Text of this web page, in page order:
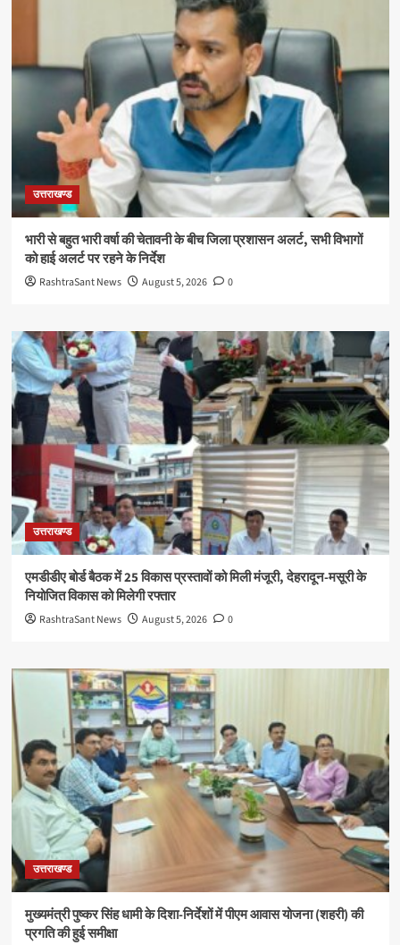
उत्तराखण्ड
भारी से बहुत भारी वर्षा की चेतावनी के बीच जिला प्रशासन अलर्ट, सभी विभागों
को हाई अलर्ट पर रहने के निर्देश
RashtraSant News August 5, 2026 0
उत्तराखण्ड
एमडीडीए बोर्ड बैठक में 25 विकास प्रस्तावों को मिली मंजूरी, देहरादून-मसूरी के
नियोजित विकास को मिलेगी रफ्तार
RashtraSant News August 5, 2026 0
उत्तराखण्ड
मुख्यमंत्री पुष्कर सिंह धामी के दिशा-निर्देशों में पीएम आवास योजना (शहरी) की
प्रगति की हुई समीक्षा